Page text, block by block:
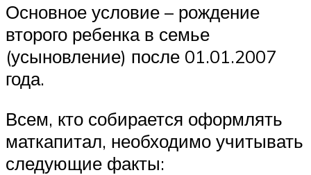
Основное условие – рождение
второго ребенка в семье
(усыновление) после 01.01.2007
года.
Всем, кто собирается оформлять
маткапитал, необходимо учитывать
следующие факты: